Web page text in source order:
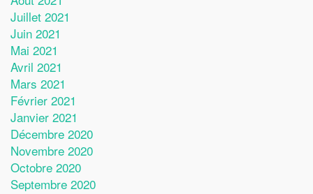
Juillet 2021
Juin 2021
Mai 2021
Avril 2021
Mars 2021
Février 2021
Janvier 2021
Décembre 2020
Novembre 2020
Octobre 2020
Septembre 2020